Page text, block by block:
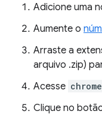
Adicione uma
Aumente o
Arraste a
arquivo .zip)
Acesse
Clique no